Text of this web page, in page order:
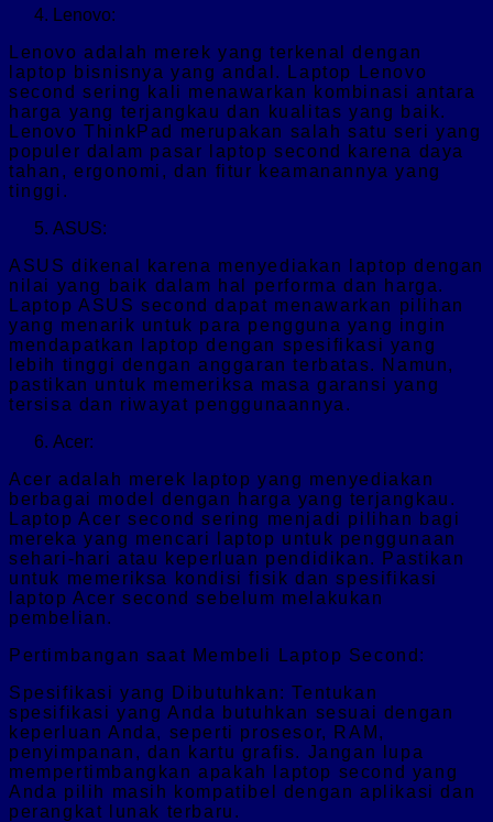
Lenovo:
Lenovo adalah merek yang terkenal dengan
laptop bisnisnya yang andal. Laptop Lenovo
second sering kali menawarkan kombinasi antara
harga yang terjangkau dan kualitas yang baik.
Lenovo ThinkPad merupakan salah satu seri yang
populer dalam pasar laptop second karena daya
tahan, ergonomi, dan fitur keamanannya yang
tinggi.
ASUS:
ASUS dikenal karena menyediakan laptop dengan
nilai yang baik dalam hal performa dan harga.
Laptop ASUS second dapat menawarkan pilihan
yang menarik untuk para pengguna yang ingin
mendapatkan laptop dengan spesifikasi yang
lebih tinggi dengan anggaran terbatas. Namun,
pastikan untuk memeriksa masa garansi yang
tersisa dan riwayat penggunaannya.
Acer:
Acer adalah merek laptop yang menyediakan
berbagai model dengan harga yang terjangkau.
Laptop Acer second sering menjadi pilihan bagi
mereka yang mencari laptop untuk penggunaan
sehari-hari atau keperluan pendidikan. Pastikan
untuk memeriksa kondisi fisik dan spesifikasi
laptop Acer second sebelum melakukan
pembelian.
Pertimbangan saat Membeli Laptop Second:
Spesifikasi yang Dibutuhkan: Tentukan
spesifikasi yang Anda butuhkan sesuai dengan
keperluan Anda, seperti prosesor, RAM,
penyimpanan, dan kartu grafis. Jangan lupa
mempertimbangkan apakah laptop second yang
Anda pilih masih kompatibel dengan aplikasi dan
perangkat lunak terbaru.